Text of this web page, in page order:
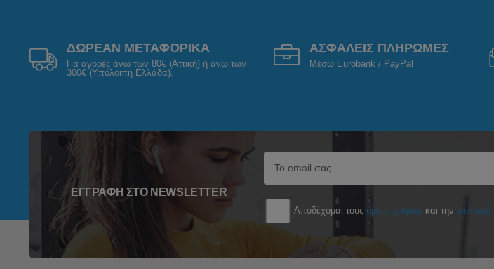
ΔΩΡΕΑΝ ΜΕΤΑΦΟΡΙΚΑ
Για αγορές άνω των 80€ (Αττική) ή άνω των
300€ (Υπόλοιπη Ελλάδα).
ΑΣΦΑΛΕΙΣ ΠΛΗΡΩΜΕΣ
Μέσω Eurobank / PayPal
ΕΓΓΡΑΦΉ ΣΤΟ NEWSLETTER
Αποδέχομαι τουςόρους χρήσης και την